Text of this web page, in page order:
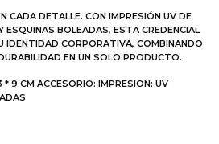
CADA DETALLE. CON IMPRESIÓN UV DE
ESQUINAS BOLEADAS, ESTA CREDENCIAL
IDENTIDAD CORPORATIVA, COMBINANDO
EN UN SOLO PRODUCTO.
* 9 CM ACCESORIO: IMPRESION: UV